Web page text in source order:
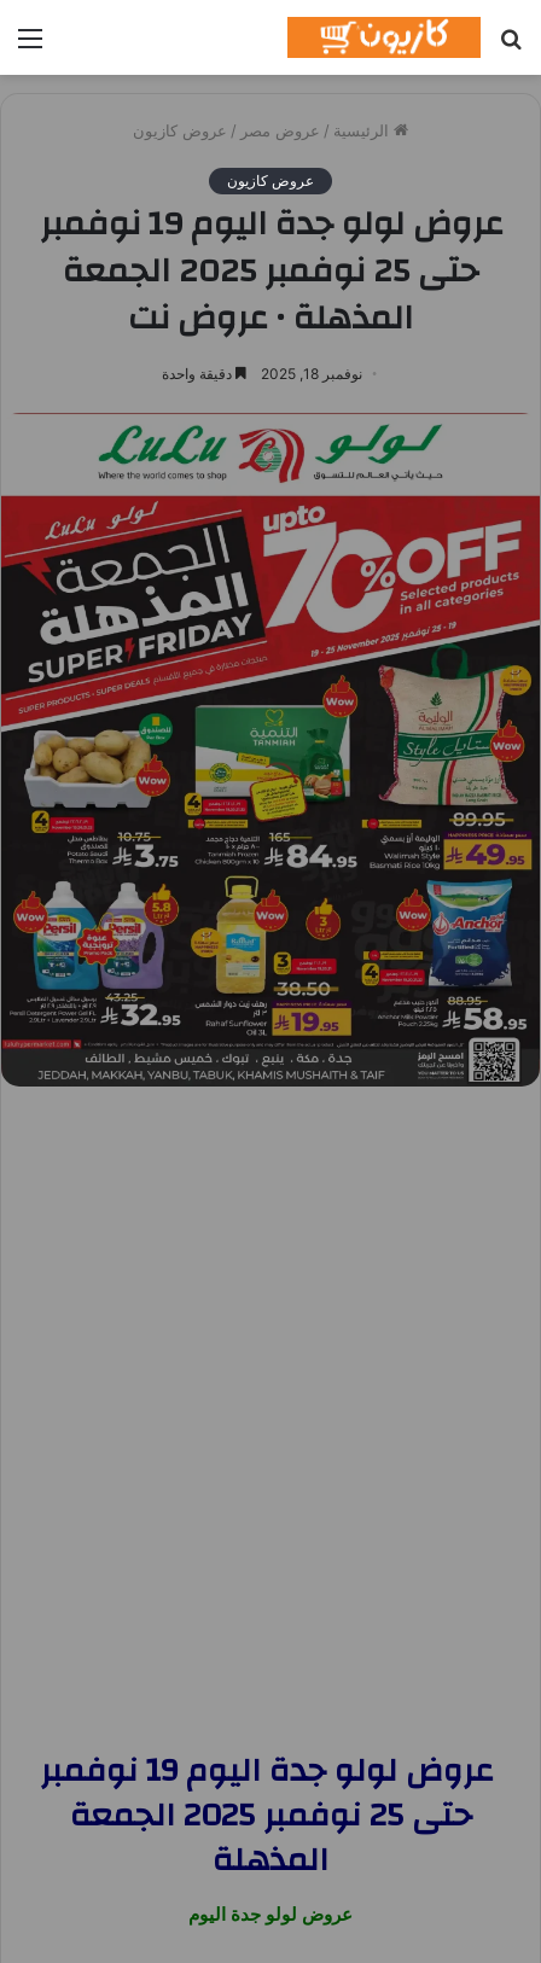
عن
الرئيسية / عروض مصر / عروض كازيون
عروض كازيون
عروض لولو جدة اليوم 19 نوفمبر
حتى 25 نوفمبر 2025 الجمعة
المذهلة • عروض نت
نوفمبر 18, 2025 دقيقة واحدة
عروض لولو جدة اليوم 19 نوفمبر
حتى 25 نوفمبر 2025 الجمعة
المذهلة
عروض لولو جدة اليوم